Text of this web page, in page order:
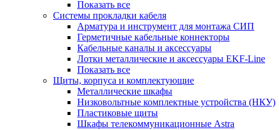
Показать все
Системы прокладки кабеля
Арматура и инструмент для монтажа СИП
Герметичные кабельные коннекторы
Кабельные каналы и аксессуары
Лотки металлические и аксессуары EKF-Line
Показать все
Щиты, корпуса и комплектующие
Металлические шкафы
Низковольтные комплектные устройства (НКУ)
Пластиковые щиты
Шкафы телекоммуникационные Astra